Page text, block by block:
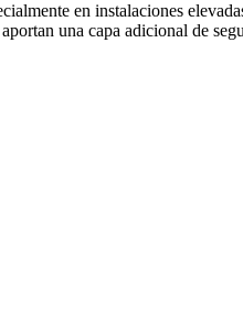
en instalaciones
una capa adicional de